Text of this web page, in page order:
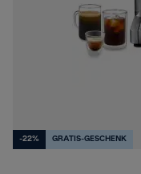
-22% GRATIS-GESCHENK